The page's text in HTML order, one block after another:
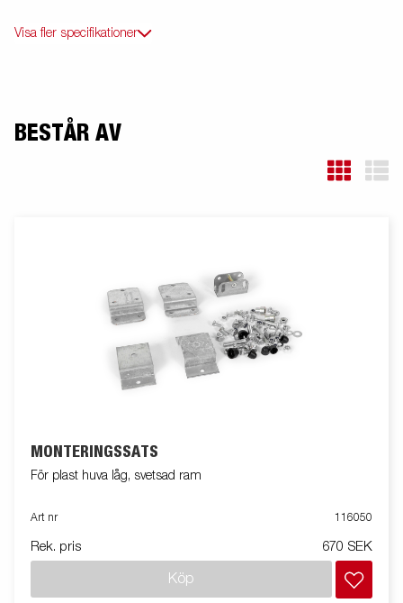
Visa fler specifikationer
BESTÅR AV
MONTERINGSSATS
För plast huva låg, svetsad ram
Art nr 116050
Rek. pris 670 SEK
Köp